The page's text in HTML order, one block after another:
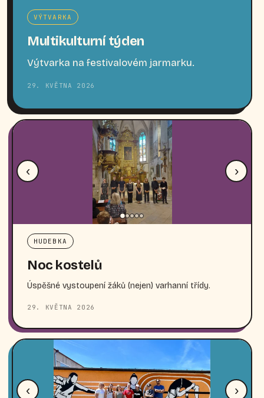
VÝTVARKA
Multikulturní týden
Výtvarka na festivalovém jarmarku.
29. KVĚTNA 2026
‹ ›
HUDEBKA
Noc kostelů
Úspěšné vystoupení žáků (nejen) varhanní třídy.
29. KVĚTNA 2026
‹ ›